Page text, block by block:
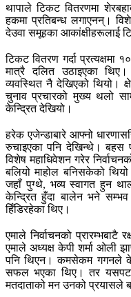
थापाले टिकट वितरणमा
हकमा प्रतिबन्ध लगाएनन्।
देउवा समूहका आकांक्षीहरूलाई
टिकट वितरण गर्दा प्रत्यक्षमा
मात्रै दलित उठाइएका थिए।
व्यवस्थित नै देखिएको थियो।
चुनाव प्रचारको मुख्य थलो
केन्द्रित देखियो।
हरेक एजेन्डाबारे आफ्नो
रुचाइएका पनि देखिन्थे। बहस
विशेष महाधिवेशन गरेर
बलियो माहोल बनिसकेको
जहाँ पुग्थे, भव्य स्वागत हुन
केन्द्रित हुँदा बालेन भने सम्भव
हिँडिरहेका थिए।
एमाले निर्वाचनको प्रारम्भबाटै
एमाले अध्यक्ष केपी शर्मा ओली
पनि थिएन। कमसेकम गगनले
सफल भएका थिए। तर यसपटक
मतदाताको मन उनको प्रयासले